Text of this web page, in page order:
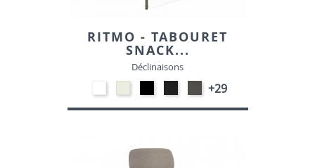
RITMO - TABOURET
SNACK...
Déclinaisons
BLANCM391
-
NOIR
M301
Gris
foncé
M372
+29